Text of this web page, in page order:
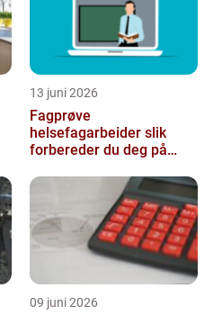
13 juni 2026
Fagprøve
helsefagarbeider slik
forbereder du deg på
09 juni 2026